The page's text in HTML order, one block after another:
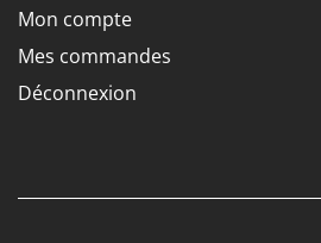
Mon compte
Mes commandes
Déconnexion